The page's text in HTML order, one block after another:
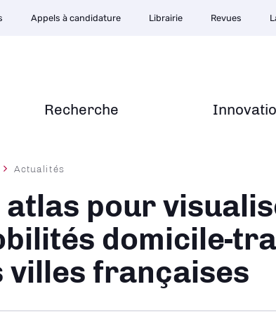
Recherche
Appels à candidature Librairie Revues
Actualités
atlas pour
domicile-
villes françaises